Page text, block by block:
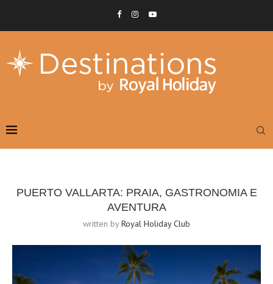
PUERTO VALLARTA: PRAIA, GASTRONOMIA E
AVENTURA
written byRoyal Holiday Club